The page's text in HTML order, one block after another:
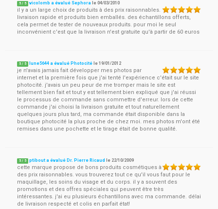
5 / 5 vicolomb a évalué Sephora le04/03/2010
il y a un large choix de produits à des prix raisonnables.
livraison rapide et produits bien emballés. des échantillons offerts,
cela permet de tester de nouveaux produits. pour moi le seul
inconvénient c'est que la livraison n'est gratuite qu'à partir de 60 euros
5 / 5 lune5644 a évalué Photocité le19/01/2012
je n'avais jamais fait développer mes photos par
internet et la première fois que j'ai tenté l'expérience c'était sur le site
photocité. j'avais un peu peur de me tromper mais le site est
tellement bien fait et tout y est tellement bien expliqué que j'ai réussi
le processus de commande sans commettre d'erreur. lors de cette
commande j'ai choisi la livraison gratuite et tout naturellement
quelques jours plus tard, ma commande était disponible dans la
boutique photocité la plus proche de chez moi. mes photos m'ont été
remises dans une pochette et le tirage était de bonne qualité.
5 / 5 ptibout a évalué Dr. Pierre Ricaud le 22/10/2009
cette marque propose de bons produits cosmétiques à
des prix raisonnables. vous trouverez tout ce qu'il vous faut pour le
maquillage, les soins du visage et du corps. il y a souvent des
promotions et des offres spéciales qui peuvent être très
intéressantes. j'ai eu plusieurs échantillons avec ma commande. délai
de livraison respecté et colis en parfait état!